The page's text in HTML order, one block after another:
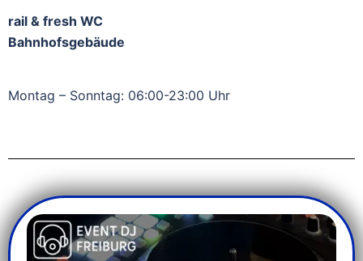
rail & fresh WC
Bahnhofsgebäude
Montag – Sonntag: 06:00-23:00 Uhr